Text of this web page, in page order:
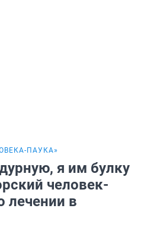
ПАУКА»
я им булку
человек-
лечении в